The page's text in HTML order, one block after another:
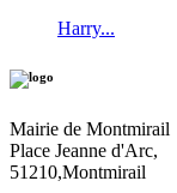
Harry...
Mairie de Montmirail
Place Jeanne d'Arc,
51210,Montmirail